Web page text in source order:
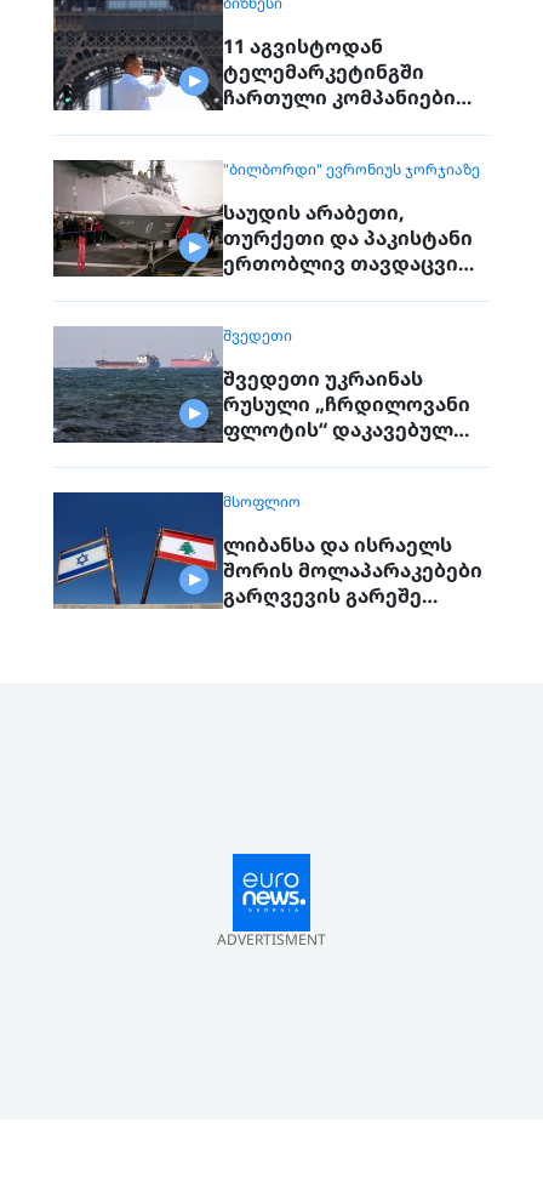
გაქრა თურანული ვეფხვი
11 აგვისტოდან
ტელემარკეტინგში
ჩართული კომპანიები
მოქალაქეებს
"ᲑᲘᲚᲑᲝᲠᲓᲘ" ᲔᲕᲠᲝᲜᲘᲣᲡ ᲯᲝᲠᲯᲘᲐᲖᲔ
საუდის არაბეთი,
თურქეთი და პაკისტანი
ერთობლივ თავდაცვით
ᲨᲕᲔᲓᲔᲗᲘ
შვედეთი უკრაინას
რუსული „ჩრდილოვანი
ფლოტის“ დაკავებულ
ᲛᲡᲝᲤᲚᲘᲝ
ლიბანსა და ისრაელს
შორის მოლაპარაკებები
გარღვევის გარეშე
ADVERTISMENT